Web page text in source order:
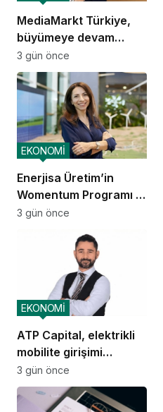
MediaMarkt Türkiye,
büyümeye devam
ediyor
3 gün önce
Enerjisa Üretim’in
Womentum Programı 5
yılda yaklaşık 11 bin
EKONOMİ
3 gün önce
ATP Capital, elektrikli
mobilite girişimi
Voltivo’yu kuruyor
EKONOMİ
3 gün önce